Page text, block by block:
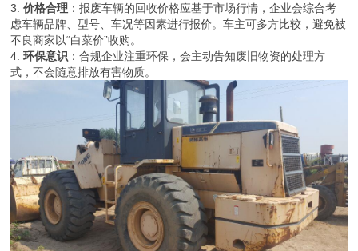
3.价格合理 ：报废车辆的回收价格应基于市场行情，企业会综合考
虑车辆品牌、型号、车况等因素进行报价。车主可多方比较，避免被
不良商家以“白菜价”收购。
4.环保意识 ：合规企业注重环保，会主动告知废旧物资的处理方
式，不会随意排放有害物质。